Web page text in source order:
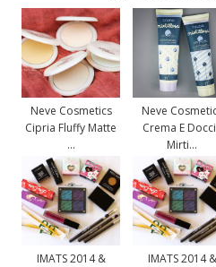
Neve Cosmetics
Cipria Fluffy Matte
...
Neve
Crema E
Mirti...
IMATS 2014 &
IMATS 2014 &